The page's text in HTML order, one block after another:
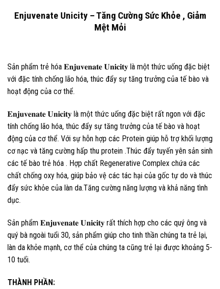
Enjuvenate Unicity – Tăng Cường Sức Khỏe , Giảm
Mệt Mỏi
Sản phẩm trẻ hóa 𝐄𝐧𝐣𝐮𝐯𝐞𝐧𝐚𝐭𝐞 𝐔𝐧𝐢𝐜𝐢𝐭𝐲 là một thức uống đặc biệt
với đặc tính chống lão hóa, thúc đẩy sự tăng trưởng của tế bào và
hoạt động của cơ thể.
𝐄𝐧𝐣𝐮𝐯𝐞𝐧𝐚𝐭𝐞 𝐔𝐧𝐢𝐜𝐢𝐭𝐲 là một thức uống đặc biệt rất ngon với đặc
tính chống lão hóa, thúc đẩy sự tăng trưởng của tế bào và hoạt
động của cơ thể. Với sự hỗn hợp các Protein giúp hỗ trợ khối lượng
cơ nạc và tăng cường hấp thu protein .Thúc đẩy tuyến yên sản sinh
các tế bào trẻ hóa . Hợp chất Regenerative Complex chứa các
chất chống oxy hóa, giúp bảo vệ các tác hại của gốc tự do và thúc
đẩy sức khỏe của làn da.Tăng cường năng lượng và khả năng tình
dục.
Sản phẩm 𝐄𝐧𝐣𝐮𝐯𝐞𝐧𝐚𝐭𝐞 𝐔𝐧𝐢𝐜𝐢𝐭𝐲 rất thích hợp cho các quý ông và
quý bà ngoài tuổi 30, sản phẩm giúp cho tinh thần chúng ta trẻ lại,
làn da khỏe mạnh, cơ thể của chúng ta cũng trẻ lại được khoảng 5-
10 tuổi.
THÀNH PHẦN: